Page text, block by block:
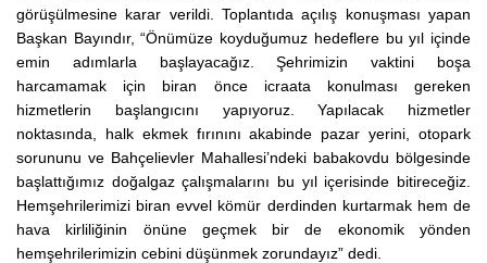
görüşülmesine karar verildi. Toplantıda açılış konuşması yapan
Başkan Bayındır, “Önümüze koyduğumuz hedeflere bu yıl içinde
emin adımlarla başlayacağız. Şehrimizin vaktini boşa
harcamamak için biran önce icraata konulması gereken
hizmetlerin başlangıcını yapıyoruz. Yapılacak hizmetler
noktasında, halk ekmek fırınını akabinde pazar yerini, otopark
sorununu ve Bahçelievler Mahallesi’ndeki babakovdu bölgesinde
başlattığımız doğalgaz çalışmalarını bu yıl içerisinde bitireceğiz.
Hemşehrilerimizi biran evvel kömür derdinden kurtarmak hem de
hava kirliliğinin önüne geçmek bir de ekonomik yönden
hemşehrilerimizin cebini düşünmek zorundayız” dedi.